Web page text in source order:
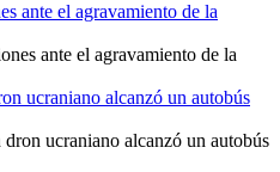
ante el agravamiento de la
ucraniano alcanzó un autobús